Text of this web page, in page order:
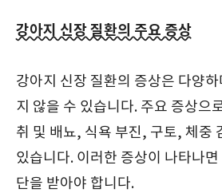
강아지 신장 질환의 주요 증상
강아지 신장 질환의 증상은 다양
지 않을 수 있습니다. 주요 증상으
취 및 배뇨, 식욕 부진, 구토, 체중
있습니다. 이러한 증상이 나타나
단을 받아야 합니다.